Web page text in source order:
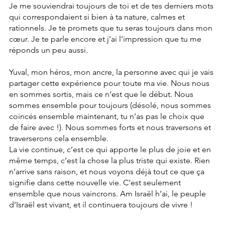
Je me souviendrai toujours de toi et de tes derniers mots
qui correspondaient si bien à ta nature, calmes et
rationnels. Je te promets que tu seras toujours dans mon
cœur. Je te parle encore et j’ai l’impression que tu me
réponds un peu aussi.
Yuval, mon héros, mon ancre, la personne avec qui je vais
partager cette expérience pour toute ma vie. Nous nous
en sommes sortis, mais ce n’est que le début. Nous
sommes ensemble pour toujours (désolé, nous sommes
coincés ensemble maintenant, tu n’as pas le choix que
de faire avec !). Nous sommes forts et nous traversons et
traverserons cela ensemble.
La vie continue, c’est ce qui apporte le plus de joie et en
même temps, c’est la chose la plus triste qui existe. Rien
n’arrive sans raison, et nous voyons déjà tout ce que ça
signifie dans cette nouvelle vie. C’est seulement
ensemble que nous vaincrons. Am Israël h’ai, le peuple
d’Israël est vivant, et il continuera toujours de vivre !